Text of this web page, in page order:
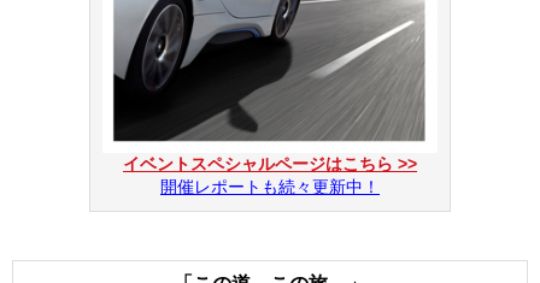
イベントスペシャルページはこちら >>
開催レポートも続々更新中！